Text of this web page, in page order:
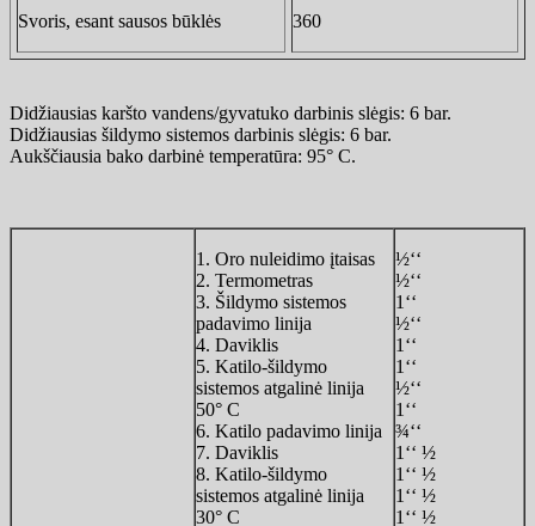
Svoris, esant sausos būklės 360
Didžiausias karšto vandens/gyvatuko darbinis slėgis: 6 bar.
Didžiausias šildymo sistemos darbinis slėgis: 6 bar.
Aukščiausia bako darbinė temperatūra: 95° C.
1. Oro nuleidimo įtaisas
2. Termometras
3. Šildymo sistemos
padavimo linija
4. Daviklis
5. Katilo-šildymo
sistemos atgalinė linija
50° C
6. Katilo padavimo linija
7. Daviklis
8. Katilo-šildymo
sistemos atgalinė linija
30° C
½‘‘
½‘‘
1‘‘
½‘‘
1‘‘
1‘‘
½‘‘
1‘‘
¾‘‘
1‘‘ ½
1‘‘ ½
1‘‘ ½
1‘‘ ½